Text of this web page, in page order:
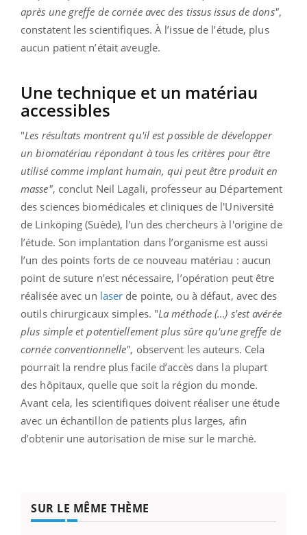
après une greffe de cornée avec des tissus issus de dons",
constatent les scientifiques. À l’issue de l’étude, plus
aucun patient n’était aveugle.
Une technique et un matériau
accessibles
"Les résultats montrent qu'il est possible de développer
un biomatériau répondant à tous les critères pour être
utilisé comme implant humain, qui peut être produit en
masse", conclut Neil Lagali, professeur au Département
des sciences biomédicales et cliniques de l'Université
de Linköping (Suède), l'un des chercheurs à l'origine de
l’étude. Son implantation dans l’organisme est aussi
l’un des points forts de ce nouveau matériau : aucun
point de suture n’est nécessaire, l’opération peut être
réalisée avec un laser de pointe, ou à défaut, avec des
outils chirurgicaux simples. "La méthode (…) s'est avérée
plus simple et potentiellement plus sûre qu'une greffe de
cornée conventionnelle", observent les auteurs. Cela
pourrait la rendre plus facile d’accès dans la plupart
des hôpitaux, quelle que soit la région du monde.
Avant cela, les scientifiques doivent réaliser une étude
avec un échantillon de patients plus larges, afin
d’obtenir une autorisation de mise sur le marché.
SUR LE MÊME THÈME